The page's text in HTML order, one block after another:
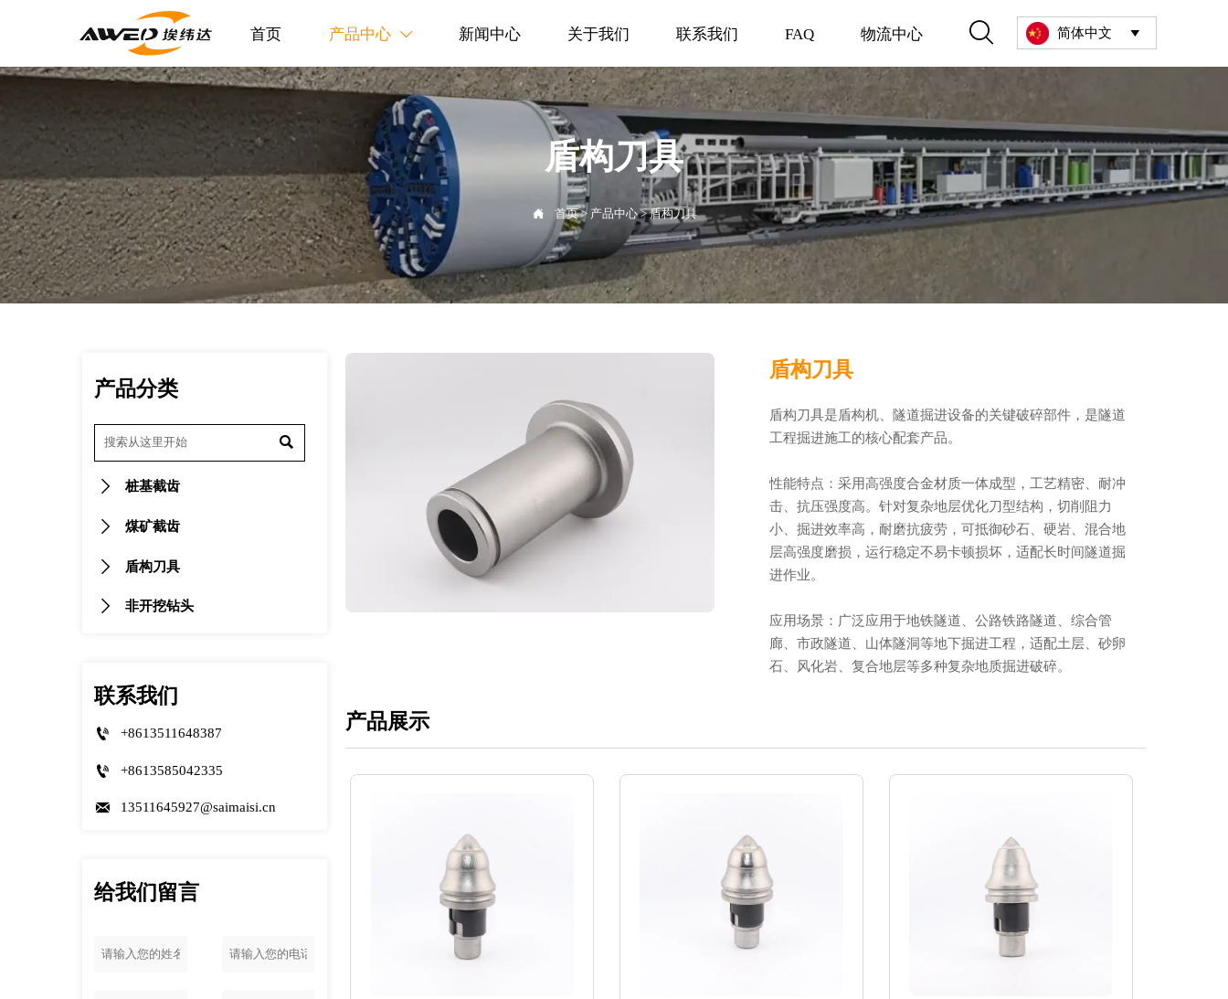
首页 产品中心  新闻中心 关于我们 联系我们 FAQ 物流中心  简体中文 
盾构刀具
 首页> 产品中心>盾构刀具
产品分类

 桩基截齿
 煤矿截齿
 盾构刀具
 非开挖钻头
联系我们
 +8613511648387
 +8613585042335
 13511645927@saimaisi.cn
给我们留言
盾构刀具
盾构刀具是盾构机、隧道掘进设备的关键破碎部件，是隧道
工程掘进施工的核心配套产品。
性能特点：采用高强度合金材质一体成型，工艺精密、耐冲
击、抗压强度高。针对复杂地层优化刀型结构，切削阻力
小、掘进效率高，耐磨抗疲劳，可抵御砂石、硬岩、混合地
层高强度磨损，运行稳定不易卡顿损坏，适配长时间隧道掘
进作业。
应用场景：广泛应用于地铁隧道、公路铁路隧道、综合管
廊、市政隧道、山体隧洞等地下掘进工程，适配土层、砂卵
石、风化岩、复合地层等多种复杂地质掘进破碎。
产品展示